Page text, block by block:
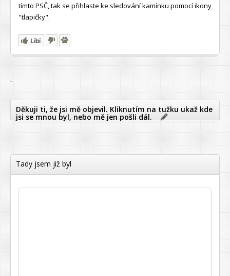
tímto PSČ, tak se přihlaste ke sledování kamínku pomocí ikony
"tlapičky".
Líbí
`
Děkuji ti, že jsi mě objevil. Kliknutím na tužku ukaž kde
jsi se mnou byl, nebo mě jen pošli dál.
Tady jsem již byl